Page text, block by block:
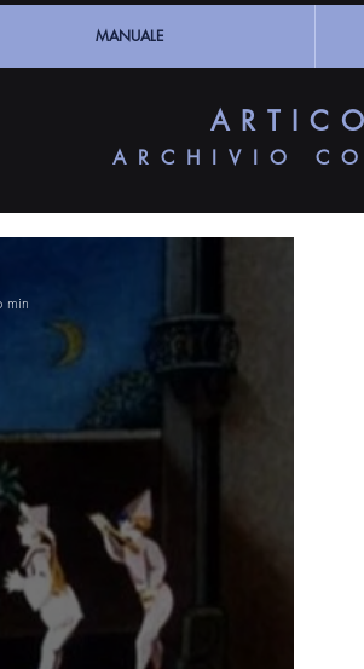
MANUALE
ARCHIVIO
min